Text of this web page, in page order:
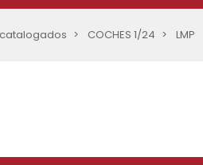
COCHES 1/24 LMP